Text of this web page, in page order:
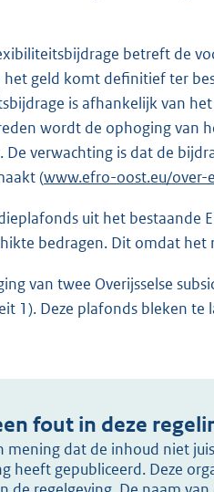
betreft de
het geld komt definitief ter
is afhankelijk van
wordt de ophoging van
verwachting is dat de
(E
t
e
n
i
k
:
www.efro-oost.eu/
uit het
bedragen. Dit omdat
van twee Overijsselse
1). Deze plafonds bleken
fout in deze
mening dat de inhoud niet
heeft gepubliceerd. Deze